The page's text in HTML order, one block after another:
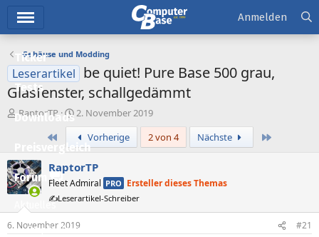
Ticker
Tests
Downloads
Preisvergleich
Forum
Aktuelles
Empfohlene Inhalte
Anmelden
Gehäuse und Modding
Leserartikel be quiet! Pure Base 500 grau,
Glasfenster, schallgedämmt
E
t
e
l
l
r
RaptorTP
E
r
s
t
e
l
t
a
m
2. November 2019
Erste
Vorherige 2 von 4 Nächste
RaptorTP
Fleet Admiral PRO Ersteller dieses Themas
✍️Leserartikel-Schreiber
6. November 2019 #21